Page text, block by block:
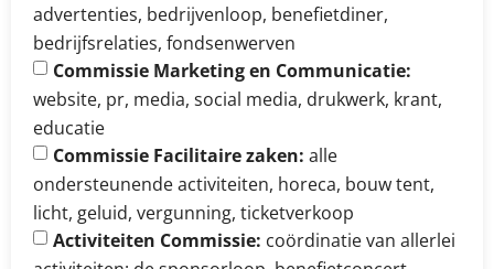
advertenties, bedrijvenloop, benefietdiner,
bedrijfsrelaties, fondsenwerven
Commissie Marketing en Communicatie:
website, pr, media, social media, drukwerk, krant,
educatie
Commissie Facilitaire zaken: alle
ondersteunende activiteiten, horeca, bouw tent,
licht, geluid, vergunning, ticketverkoop
Activiteiten Commissie: coördinatie van allerlei